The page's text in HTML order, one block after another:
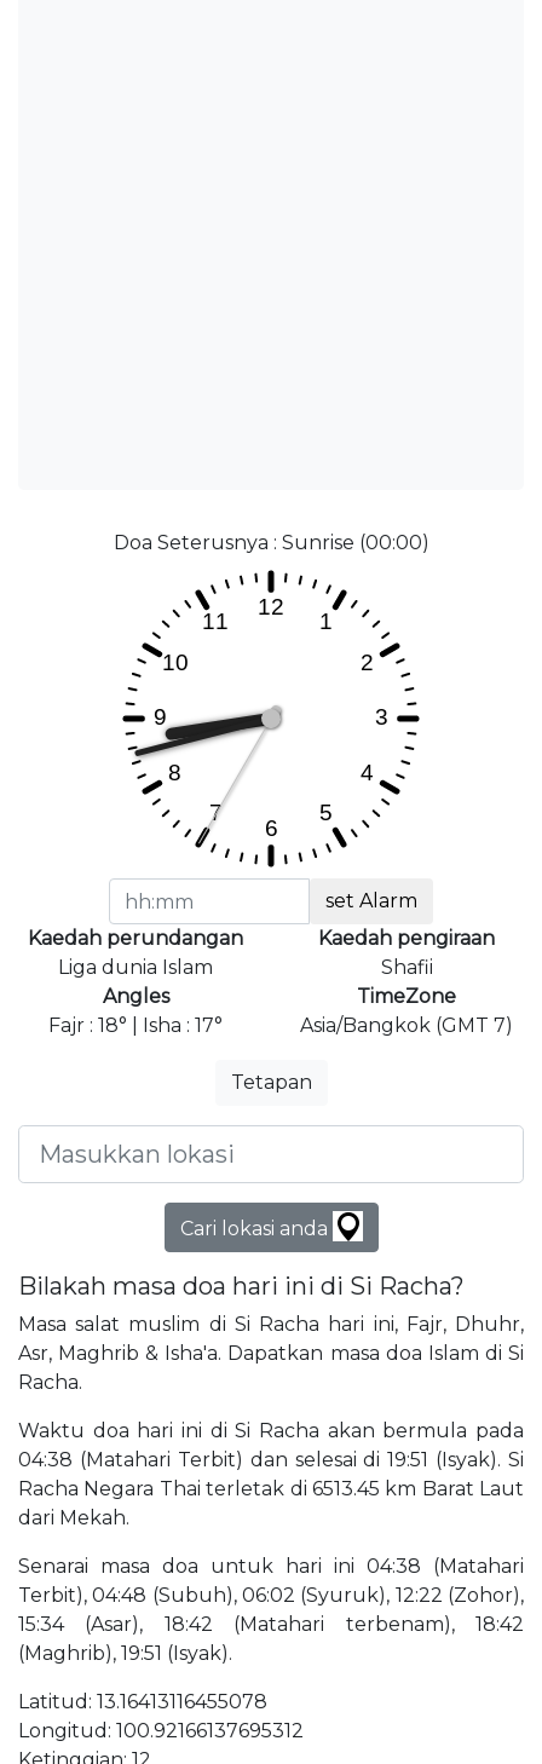
Doa Seterusnya : Sunrise (00:00)
set Alarm
Kaedah perundangan
Liga dunia Islam
Kaedah pengiraan
Shafii
Angles
Fajr : 18° | Isha : 17°
TimeZone
Asia/Bangkok (GMT 7)
Tetapan
Cari lokasi anda
Bilakah masa doa hari ini di Si Racha?
Masa salat muslim di Si Racha hari ini, Fajr, Dhuhr,
Asr, Maghrib & Isha'a. Dapatkan masa doa Islam di Si
Racha.
Waktu doa hari ini di Si Racha akan bermula pada
04:38 (Matahari Terbit) dan selesai di 19:51 (Isyak). Si
Racha Negara Thai terletak di 6513.45 km Barat Laut
dari Mekah.
Senarai masa doa untuk hari ini 04:38 (Matahari
Terbit), 04:48 (Subuh), 06:02 (Syuruk), 12:22 (Zohor),
15:34 (Asar), 18:42 (Matahari terbenam), 18:42
(Maghrib), 19:51 (Isyak).
Latitud: 13.16413116455078
Longitud: 100.92166137695312